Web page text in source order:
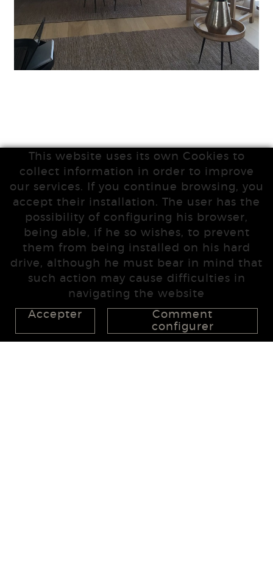
This website uses its own Cookies to
collect information in order to improve
our services. If you continue browsing, you
accept their installation. The user has the
possibility of configuring his browser,
being able, if he so wishes, to prevent
them from being installed on his hard
drive, although he must bear in mind that
such action may cause difficulties in
navigating the website
Accepter
Comment
configurer